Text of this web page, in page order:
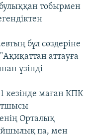
тобырмен
бұл сөздеріне
аттауға
үзінді
кезінде маған КПК
Орталық
па, мен